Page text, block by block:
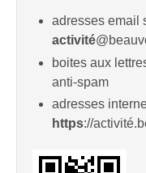
adresses email
activité
boites aux
anti-spam
adresses
https://